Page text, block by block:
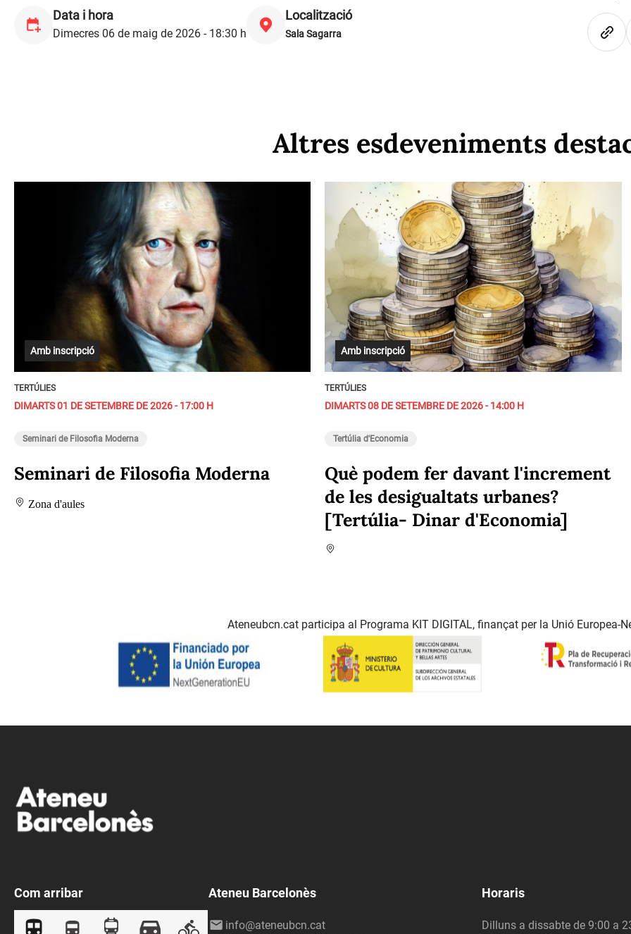
Data i hora
Dimecres 06 de maig de 2026 - 18:30 h
Localització
Sala Sagarra
Altres esdeveniments
Amb inscripció
TERTÚLIES
DIMARTS 01 DE SETEMBRE DE 2026 - 17:00 H
Seminari de Filosofia Moderna
Seminari de Filosofia Moderna
Zona d'aules
Amb inscripció
TERTÚLIES
DIMARTS 08 DE SETEMBRE DE 2026 - 14:00 H
Tertúlia d'Economia
Què podem fer davant l'increment
de les desigualtats urbanes?
[Tertúlia- Dinar d'Economia]
Ateneubcn.cat participa al Programa KIT DIGITAL, finançat per la Unió Europea-
Com arribar Ateneu Barcelonès
info@ateneubcn.cat
Horaris
Dilluns a dissabte de 9:00 a